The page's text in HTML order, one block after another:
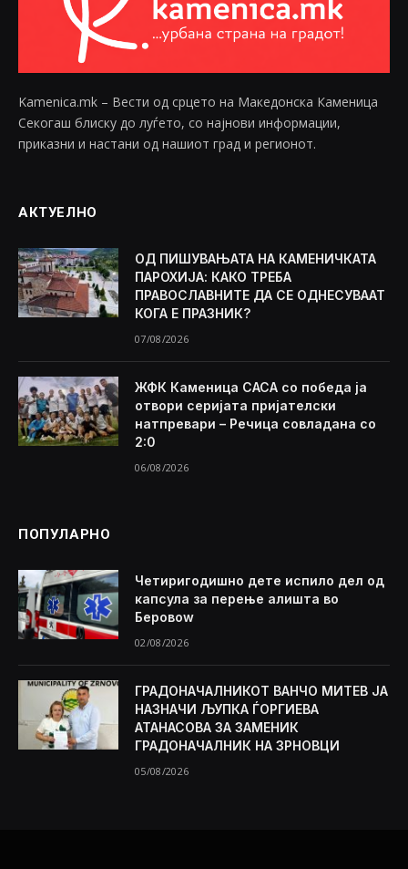
Kamenica.mk – Вести од срцето на Македонска Каменица
Секогаш блиску до луѓето, со најнови информации,
приказни и настани од нашиот град и регионот.
АКТУЕЛНО
ОД ПИШУВАЊАТА НА КАМЕНИЧКАТА
ПАРОХИЈА: КАКО ТРЕБА
ПРАВОСЛАВНИТЕ ДА СЕ ОДНЕСУВААТ
КОГА Е ПРАЗНИК?
07/08/2026
ЖФК Каменица САСА со победа ја
отвори серијата пријателски
натпревари – Речица совладана со
2:0
06/08/2026
ПОПУЛАРНО
Четиригодишно дете испило дел од
капсула за перење алишта во
Беровоw
02/08/2026
ГРАДОНАЧАЛНИКОТ ВАНЧО МИТЕВ ЈА
НАЗНАЧИ ЉУПКА ЃОРГИЕВА
АТАНАСОВА ЗА ЗАМЕНИК
ГРАДОНАЧАЛНИК НА ЗРНОВЦИ
05/08/2026